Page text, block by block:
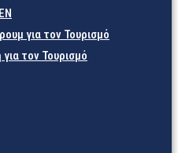
για τον Τουρισμό
τον Τουρισμό